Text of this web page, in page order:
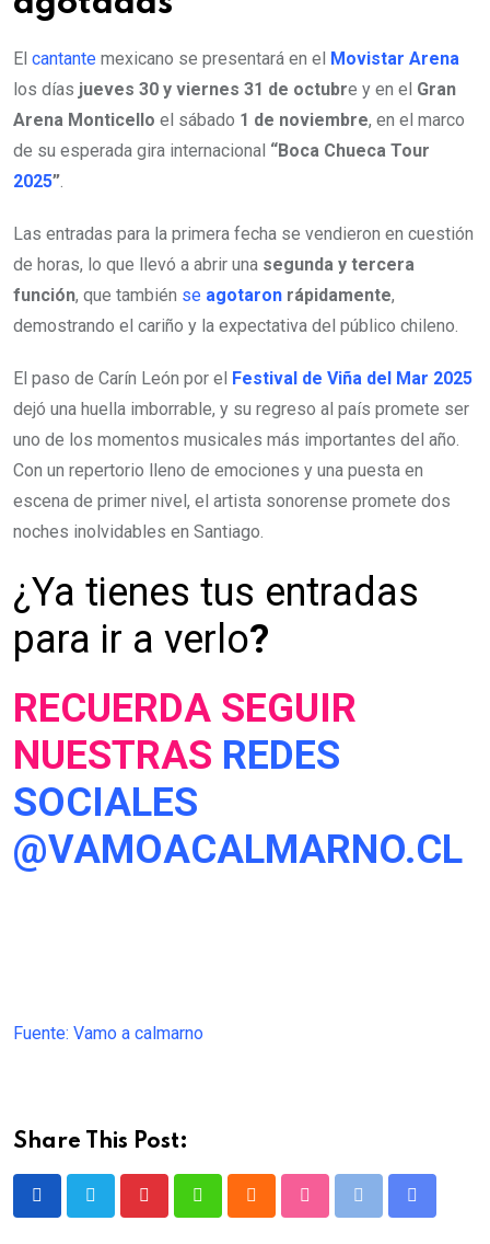
El cantante mexicano se presentará en el Movistar Arena
los días jueves 30 y viernes 31 de octubre y en el Gran
Arena Monticello el sábado 1 de noviembre, en el marco
de su esperada gira internacional “Boca Chueca Tour
2025”.
Las entradas para la primera fecha se vendieron en cuestión
de horas, lo que llevó a abrir una segunda y tercera
función, que también se agotaron rápidamente,
demostrando el cariño y la expectativa del público chileno.
El paso de Carín León por el Festival de Viña del Mar 2025
dejó una huella imborrable, y su regreso al país promete ser
uno de los momentos musicales más importantes del año.
Con un repertorio lleno de emociones y una puesta en
escena de primer nivel, el artista sonorense promete dos
noches inolvidables en Santiago.
¿Ya tienes tus entradas
para ir a verlo?
RECUERDA SEGUIR
NUESTRAS REDES
SOCIALES
@VAMOACALMARNO.CL
Fuente: Vamo a calmarno
Share This Post: